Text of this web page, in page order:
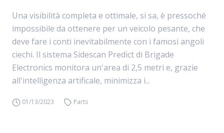
Una visibilità completa e ottimale, si sa, è pressoché
impossibile da ottenere per un veicolo pesante, che
deve fare i conti inevitabilmente con i famosi angoli
ciechi. Il sistema Sidescan Predict di Brigade
Electronics monitora un'area di 2,5 metri e, grazie
all'intelligenza artificale, minimizza i...
01/13/2023 Parts